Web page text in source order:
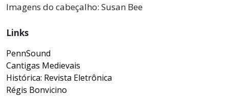
Imagens do cabeçalho: Susan Bee
Links
PennSound
Cantigas Medievais
Histórica: Revista Eletrônica
Régis Bonvicino